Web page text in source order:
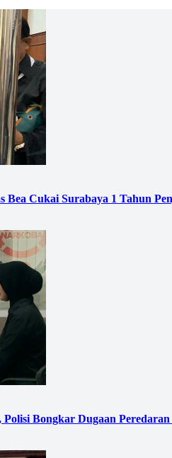
Cukai Surabaya 1 Tahun
Bongkar Dugaan